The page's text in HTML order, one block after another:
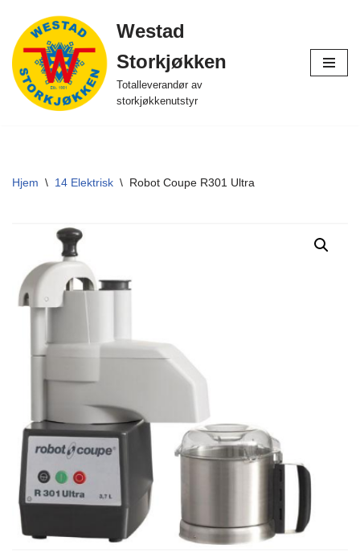
Hopp
til
innholdet
Westad
Storkjøkken
Totalleverandør av
storkjøkkenutstyr
Hjem \ 14 Elektrisk \ Robot Coupe R301 Ultra